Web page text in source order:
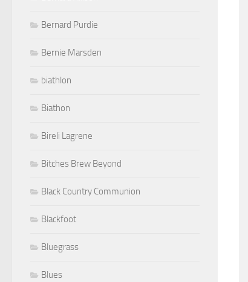
Bernard Purdie
Bernie Marsden
biathlon
Biathon
Bireli Lagrene
Bitches Brew Beyond
Black Country Communion
Blackfoot
Bluegrass
Blues